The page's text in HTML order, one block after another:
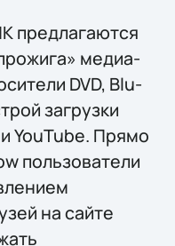
предлагаются
медиа-
DVD, Blu-
загрузки
YouTube. Прямо
пользователи
на сайте